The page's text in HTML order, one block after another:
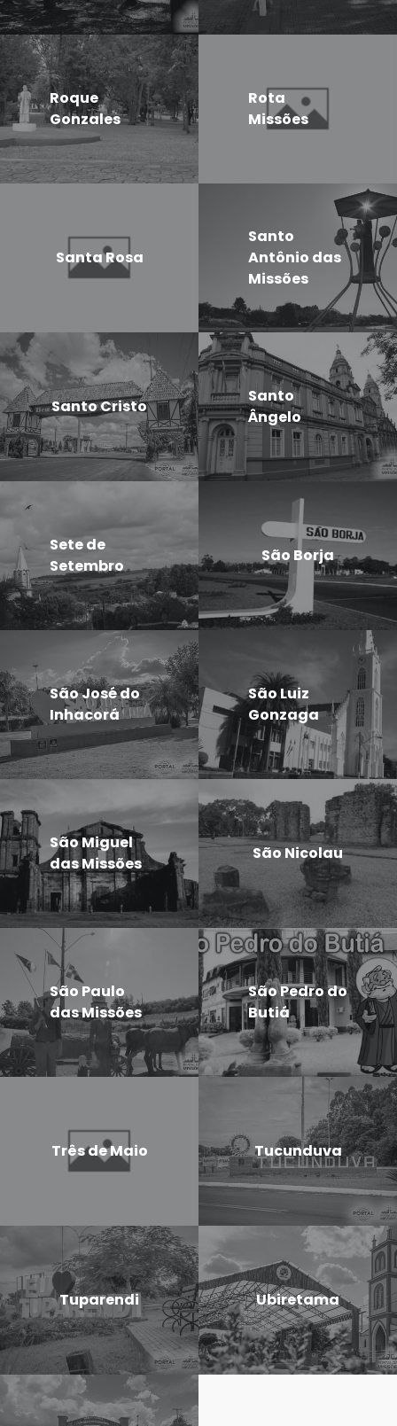
Roque
Gonzales
Rota
Missões
Santa Rosa
Santo
Antônio das
Missões
Santo Cristo
Santo
Ângelo
Sete de
Setembro
São Borja
São José do
Inhacorá
São Luiz
Gonzaga
São Miguel
das Missões
São Nicolau
São Paulo
das Missões
São Pedro do
Butiá
Três de Maio Tucunduva
Tuparendi Ubiretama